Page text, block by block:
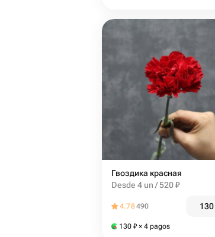
Гвоздика красная
Desde 4 un / 520 ₽
4.78490 130
130 ₽ × 4 pagos